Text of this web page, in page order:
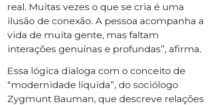
real. Muitas vezes o que se cria é uma
ilusão de conexão. A pessoa acompanha a
vida de muita gente, mas faltam
interações genuínas e profundas”, afirma.
Essa lógica dialoga com o conceito de
“modernidade líquida”, do sociólogo
Zygmunt Bauman, que descreve relações